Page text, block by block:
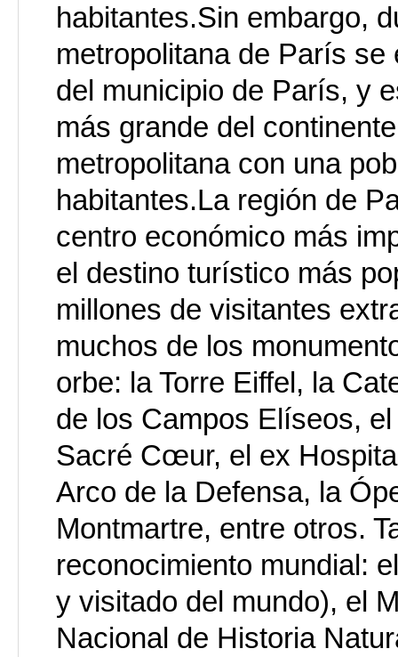
habitantes.Sin embargo,
metropolitana de París
del municipio de París, y
más grande del
metropolitana con una
habitantes.La región de
centro económico más
el destino turístico más
millones de visitantes
muchos de los
orbe: la Torre Eiffel, la
de los Campos Elíseos,
Sacré Cœur, el ex
Arco de la Defensa, la
Montmartre, entre otros.
reconocimiento mundial:
y visitado del mundo), el
Nacional de Historia